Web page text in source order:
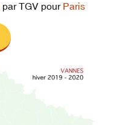
par TGV pour Paris